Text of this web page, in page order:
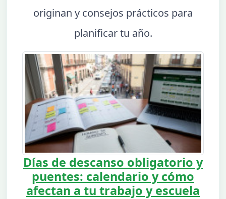
originan y consejos prácticos para
planificar tu año.
Días de descanso obligatorio y
puentes: calendario y cómo
afectan a tu trabajo y escuela